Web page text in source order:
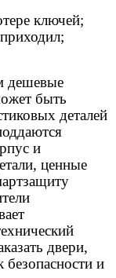
ключей;
дешевые
быть
деталей
и
ценные
двери,
и